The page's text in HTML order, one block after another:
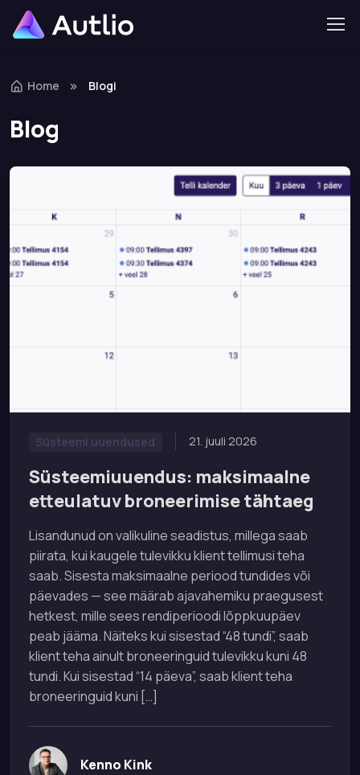
Home Blogi
Blog
Süsteemi uuendused 21. juuli 2026
Süsteemiuuendus: maksimaalne
etteulatuv broneerimise tähtaeg
Lisandunud on valikuline seadistus, millega saab
piirata, kui kaugele tulevikku klient tellimusi teha
saab. Sisesta maksimaalne periood tundides või
päevades — see määrab ajavahemiku praegusest
hetkest, mille sees rendiperioodi lõppkuupäev
peab jääma. Näiteks kui sisestad “48 tundi”, saab
klient teha ainult broneeringuid tulevikku kuni 48
tundi. Kui sisestad “14 päeva”, saab klient teha
broneeringuid kuni […]
Kenno Kink